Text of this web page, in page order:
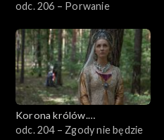
Jagiellonowie
odc. 206 – Porwanie
Korona królów.
Jagiellonowie
odc. 204 – Zgody nie będzie